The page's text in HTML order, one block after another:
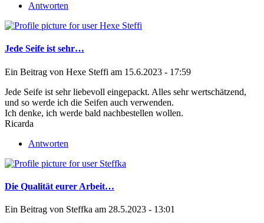
Antworten
Jede Seife ist sehr…
Ein Beitrag von Hexe Steffi am 15.6.2023 - 17:59
Jede Seife ist sehr liebevoll eingepackt. Alles sehr wertschätzend,
und so werde ich die Seifen auch verwenden.
Ich denke, ich werde bald nachbestellen wollen.
Ricarda
Antworten
Die Qualität eurer Arbeit…
Ein Beitrag von Steffka am 28.5.2023 - 13:01